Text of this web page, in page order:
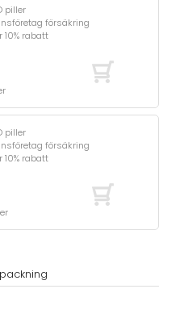
piller
försäkring
10% rabatt
piller
försäkring
10% rabatt